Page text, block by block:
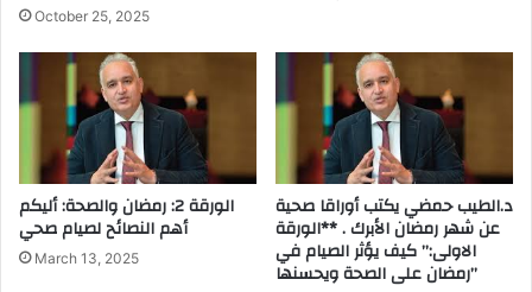
ع
ن
و
ب
ا
ل
د
ر
ل
ر
ة
ا
ل
ن
October 25, 2025
الورقة 2: رمضان والصحة: أليكم
أهم النصائح لصيام صحي
March 13, 2025
د.الطيب حمضي يكتب أوراقا صحية
عن شهر رمضان الأبرك . **الورقة
الاولى:” كيف يؤثر الصيام في
رمضان على الصحة ويحسنها”